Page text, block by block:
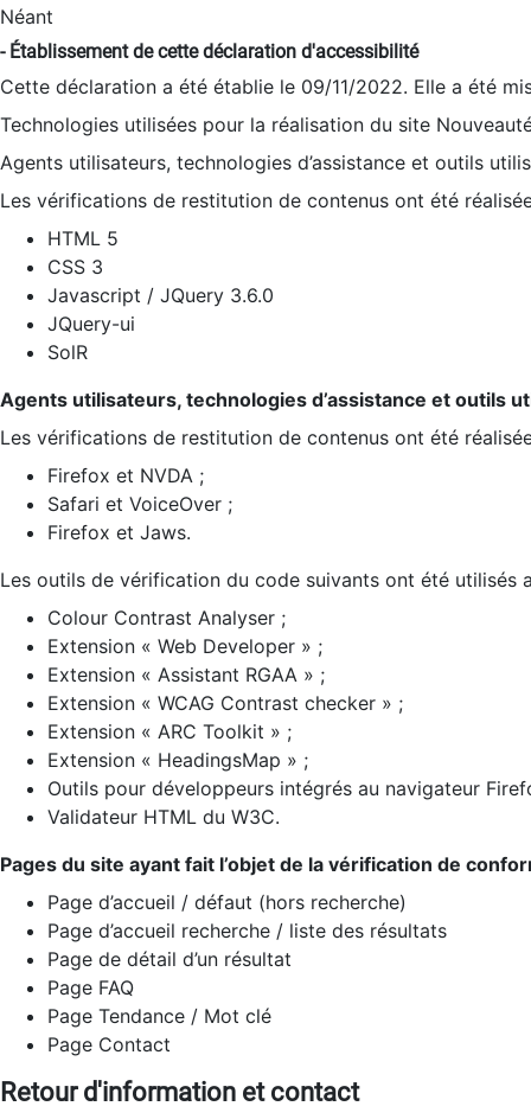
Néant
- Établissement de cette déclaration d'accessibilité
Cette déclaration a été établie le 09/11/2022. Elle a été
Technologies utilisées pour la réalisation du site
Agents utilisateurs, technologies d’assistance et outils
Les vérifications de restitution de contenus ont été
HTML 5
CSS 3
Javascript / JQuery 3.6.0
JQuery-ui
SolR
Agents utilisateurs, technologies d’assistance et outils
Les vérifications de restitution de contenus ont été
Firefox et NVDA ;
Safari et VoiceOver ;
Firefox et Jaws.
Les outils de vérification du code suivants ont été utilisés
Colour Contrast Analyser ;
Extension « Web Developer » ;
Extension « Assistant RGAA » ;
Extension « WCAG Contrast checker » ;
Extension « ARC Toolkit » ;
Extension « HeadingsMap » ;
Outils pour développeurs intégrés au navigateur
Validateur HTML du W3C.
Pages du site ayant fait l’objet de la vérification de
Page d’accueil / défaut (hors recherche)
Page d’accueil recherche / liste des résultats
Page de détail d’un résultat
Page FAQ
Page Tendance / Mot clé
Page Contact
Retour d'information et contact